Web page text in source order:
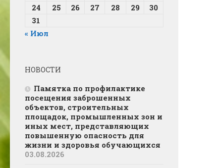
24
25 26 27 28 29
30
31
« Июл
НОВОСТИ
Памятка по профилактике
посещения заброшенных
объектов, строительных
площадок, промышленных зон и
иных мест, представляющих
повышенную опасность для
жизни и здоровья обучающихся
03.08.2026